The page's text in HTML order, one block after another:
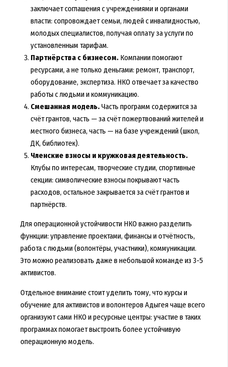
заключает соглашения с учреждениями и органами
власти: сопровождает семьи, людей с инвалидностью,
молодых специалистов, получая оплату за услуги по
установленным тарифам.
Партнёрства с бизнесом.Компании помогают
ресурсами, а не только деньгами: ремонт, транспорт,
оборудование, экспертиза. НКО отвечает за качество
работы с людьми и коммуникацию.
Смешанная модель.Часть программ содержится за
счёт грантов, часть — за счёт пожертвований жителей и
местного бизнеса, часть — на базе учреждений (школ,
ДК, библиотек).
Членские взносы и кружковая деятельность.
Клубы по интересам, творческие студии, спортивные
секции: символические взносы покрывают часть
расходов, остальное закрывается за счёт грантов и
партнёрств.
Для операционной устойчивости НКО важно разделить
функции: управление проектами, финансы и отчётность,
работа с людьми (волонтёры, участники), коммуникации.
Это можно реализовать даже в небольшой команде из 3-5
активистов.
Отдельное внимание стоит уделить тому, что курсы и
обучение для активистов и волонтеров Адыгея чаще всего
организуют сами НКО и ресурсные центры: участие в таких
программах помогает выстроить более устойчивую
операционную модель.